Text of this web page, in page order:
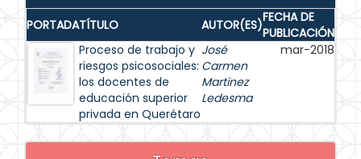
PORTADATÍTULO AUTOR(ES)FECHA DE
PUBLICACIÓN
Proceso de trabajo y
riesgos psicosociales:
los docentes de
educación superior
privada en Querétaro
José
Carmen
Martinez
Ledesma
mar-2018